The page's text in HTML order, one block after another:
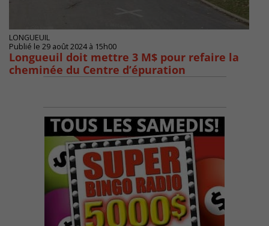
LONGUEUIL
Publié le 29 août 2024 à 15h00
Longueuil doit mettre 3 M$ pour refaire la
cheminée du Centre d’épuration